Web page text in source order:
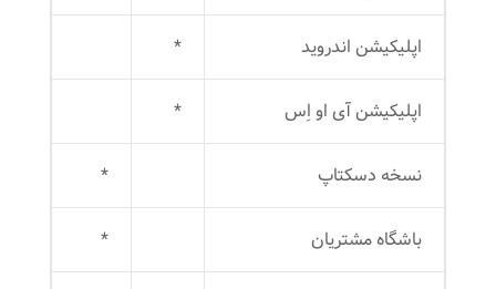
اپلیکیشن اندروید *
اپلیکیشن آی او اِس *
نسخه دسکتاپ *
باشگاه مشتریان *